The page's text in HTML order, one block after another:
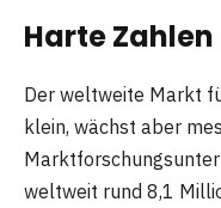
Harte
Der weltweite Markt
klein, wächst aber
weltweit rund 8,1